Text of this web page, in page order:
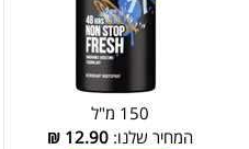
150 מ"ל
המחיר שלנו:12.90
₪